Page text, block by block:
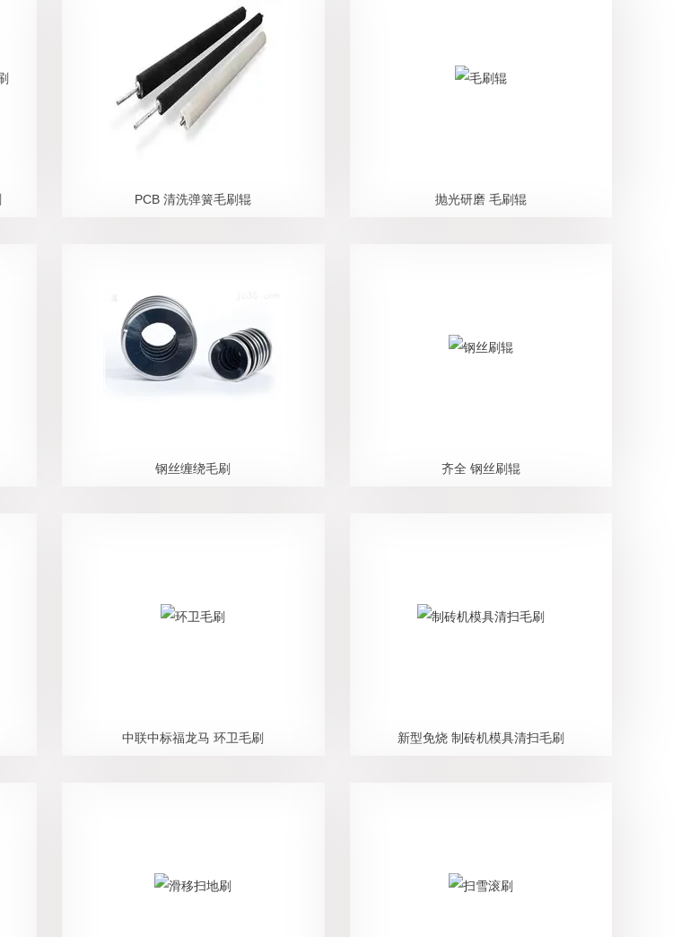
PCB 清洗弹簧毛刷辊 抛光研磨 毛刷辊
钢丝缠绕毛刷 齐全 钢丝刷辊
中联中标福龙马 环卫毛刷 新型免烧 制砖机模具清扫毛刷